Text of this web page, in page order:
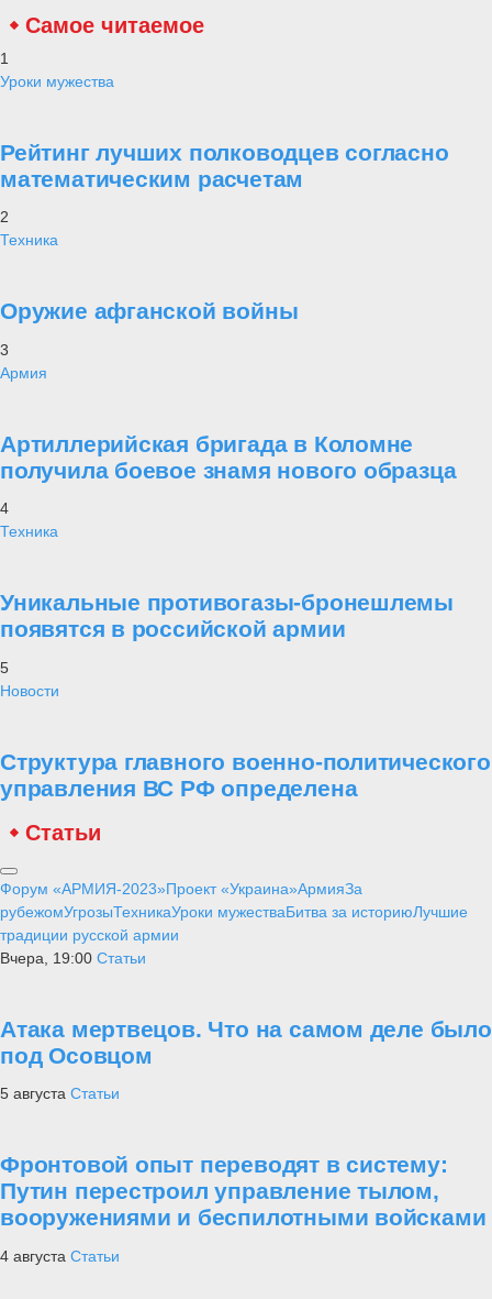
Самое читаемое
1
Уроки мужества
Рейтинг лучших полководцев согласно
математическим расчетам
2
Техника
Оружие афганской войны
3
Армия
Артиллерийская бригада в Коломне
получила боевое знамя нового образца
4
Техника
Уникальные противогазы-бронешлемы
появятся в российской армии
5
Новости
Структура главного военно-политического
управления ВС РФ определена
Статьи
Форум «АРМИЯ-2023»Проект «Украина»АрмияЗа
рубежомУгрозыТехникаУроки мужестваБитва за историюЛучшие
традиции русской армии
Вчера, 19:00 Статьи
Атака мертвецов. Что на самом деле было
под Осовцом
5 августа Статьи
Фронтовой опыт переводят в систему:
Путин перестроил управление тылом,
вооружениями и беспилотными войсками
4 августа Статьи